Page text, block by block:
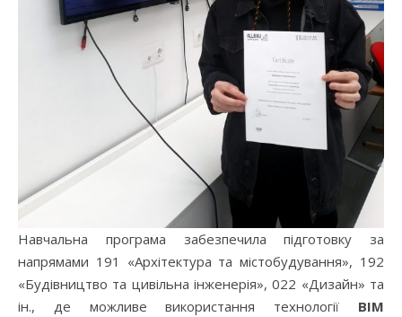
Навчальна програма забезпечила підготовку за
напрямами 191 «Архітектура та містобудування», 192
«Будівництво та цивільна інженерія», 022 «Дизайн» та
ін., де можливе використання технології ВІМ